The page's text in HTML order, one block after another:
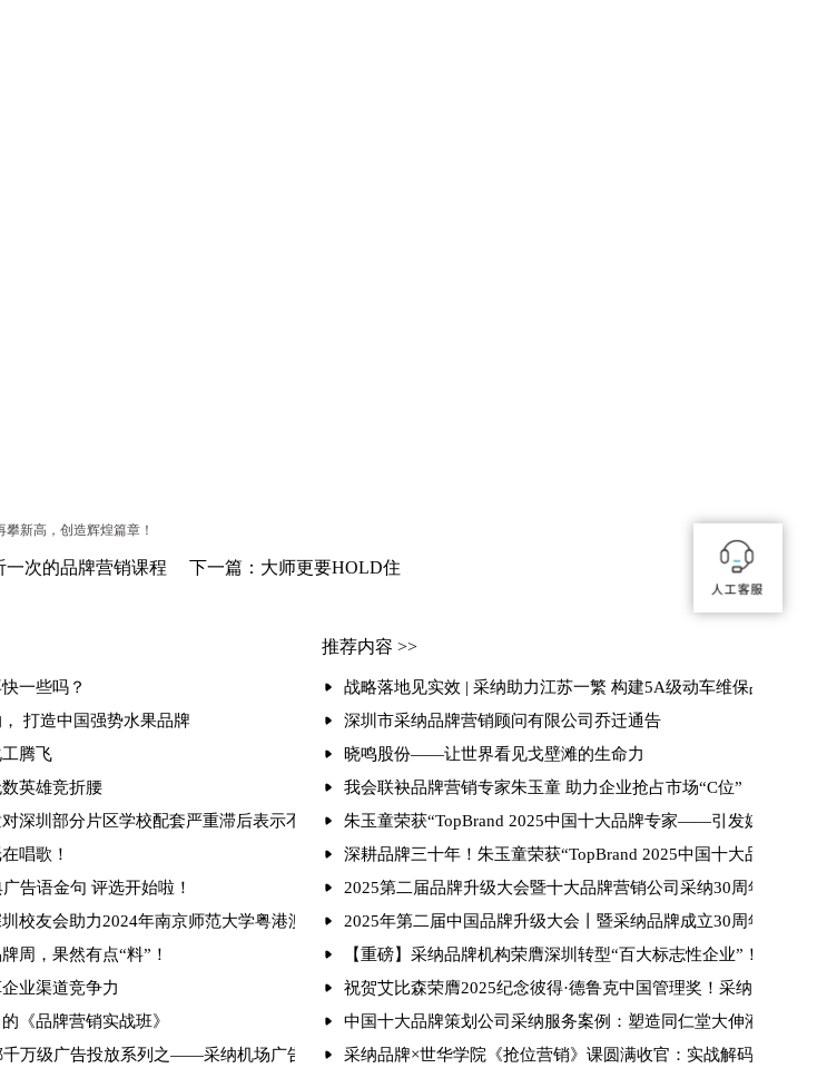
新高，创造辉煌篇章！
一次的品牌营销课程 下一篇：大师更要HOLD住
报道
局·创增长”，共探品牌增长新路径
家企业升级
杆再攀高峰
增长破局路径
一些吗？
打造中国强势水果品牌
腾飞
英雄竞折腰
深圳部分片区学校配套严重滞后表示不满意
唱歌！
采纳25周年经典广告语金句 评选开始啦！
校友会助力2024年南京师范大学粤港澳校友年会圆满成功
周，果然有点“料”！
业渠道竞争力
《品牌营销实战班》
千万级广告投放系列之——采纳机场广告篇
推荐内容 >>
战略落地见实效 | 采纳助力江苏一繁 构建5A级动车维保品牌心智
深圳市采纳品牌营销顾问有限公司乔迁通告
晓鸣股份——让世界看见戈壁滩的生命力
我会联袂品牌营销专家朱玉童 助力企业抢占市场“C位”
朱玉童荣获“TopBrand 2025中国十大品牌专家——引发媒体的相
深耕品牌三十年！朱玉童荣获“TopBrand 2025中国十大品牌专家”
2025第二届品牌升级大会暨十大品牌营销公司采纳30周年庆典 引
2025年第二届中国品牌升级大会丨暨采纳品牌成立30周年庆典圆
【重磅】采纳品牌机构荣膺深圳转型“百大标志性企业”！朱玉童
祝贺艾比森荣膺2025纪念彼得·德鲁克中国管理奖！采纳品牌营
中国十大品牌策划公司采纳服务案例：塑造同仁堂大伸液“中国保
采纳品牌×世华学院《抢位营销》课圆满收官：实战解码引爆现